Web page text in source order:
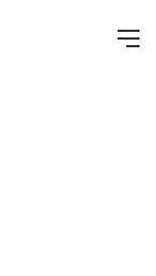
القائمة